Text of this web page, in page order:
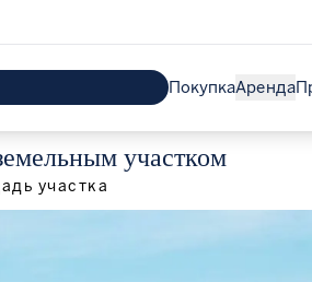
ПокупкаАренда
участком
участка